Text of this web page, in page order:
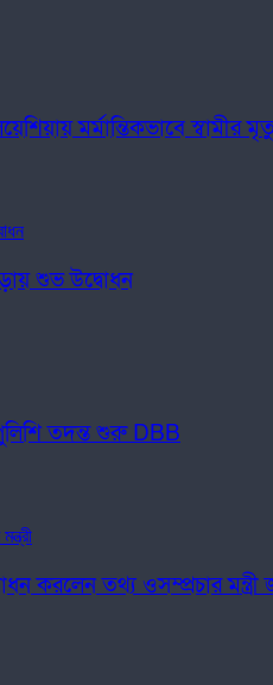
মর্মান্তিকভাবে স্বামীর
শুভ উদ্বোধন
তদন্ত শুরু DBB
করলেন তথ্য ওসম্প্রচার মন্ত্রী